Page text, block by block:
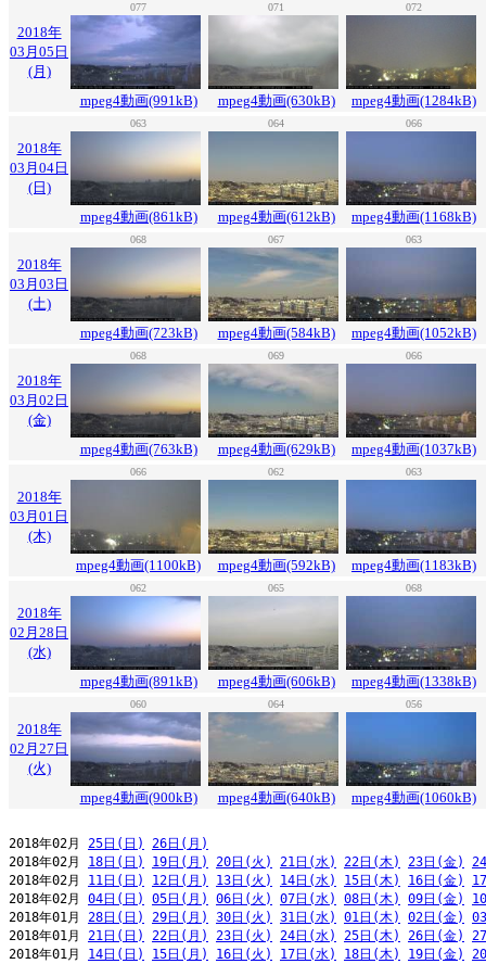
077 071 072
2018年
03月05日
(月)
mpeg4動画(991kB)
mpeg4動画(630kB) mpeg4動画(1284kB)
063 064 066
2018年
03月04日
(日)
mpeg4動画(861kB)
mpeg4動画(612kB) mpeg4動画(1168kB)
068 067 063
2018年
03月03日
(土)
mpeg4動画(723kB)
mpeg4動画(584kB) mpeg4動画(1052kB)
068 069 066
2018年
03月02日
(金)
mpeg4動画(763kB)
mpeg4動画(629kB) mpeg4動画(1037kB)
066 062 063
2018年
03月01日
(木)
mpeg4動画(1100kB)
mpeg4動画(592kB) mpeg4動画(1183kB)
062 065 068
2018年
02月28日
(水)
mpeg4動画(891kB)
mpeg4動画(606kB) mpeg4動画(1338kB)
060 064 056
2018年
02月27日
(火)
mpeg4動画(900kB)
mpeg4動画(640kB) mpeg4動画(1060kB)
2018年02月 25日(日)
26日(月)
2018年02月 18日(日) 19日(月) 20日(火) 21日(水) 22日(木) 23日(金)
2018年02月 11日(日) 12日(月) 13日(火) 14日(水) 15日(木) 16日(金)
2018年02月 04日(日) 05日(月) 06日(火) 07日(水) 08日(木) 09日(金)
2018年01月 28日(日) 29日(月) 30日(火) 31日(水) 01日(木) 02日(金)
2018年01月 21日(日) 22日(月) 23日(火) 24日(水) 25日(木) 26日(金)
2018年01月 14日(日) 15日(月) 16日(火) 17日(水) 18日(木) 19日(金)